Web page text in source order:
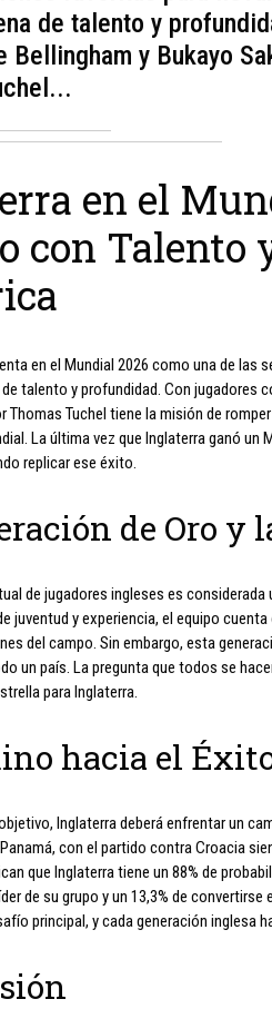
de talento y
Bellingham y Bukayo
en el
con Talento
en el Mundial 2026 como una de
talento y profundidad. Con jugadores
Thomas Tuchel tiene la misión de
La última vez que Inglaterra ganó un
replicar ese éxito.
de Oro y
de jugadores ingleses es
juventud y experiencia, el equipo
del campo. Sin embargo, esta
un país. La pregunta que todos se
para Inglaterra.
hacia el
Inglaterra deberá enfrentar un
con el partido contra Croacia
que Inglaterra tiene un 88% de
de su grupo y un 13,3% de
principal, y cada generación inglesa